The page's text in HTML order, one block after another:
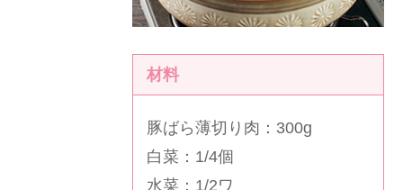
材料
豚ばら薄切り肉：300g
白菜：1/4個
水菜：1/2ワ